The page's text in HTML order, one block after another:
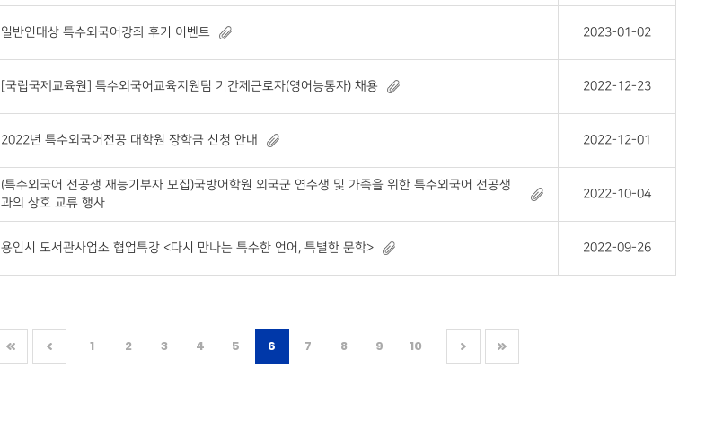
일반인대상 특수외국어강좌 후기 이벤트 2023-01-02
[국립국제교육원] 특수외국어교육지원팀 기간제근로자(영어능통자) 채용 2022-12-23
2022년 특수외국어전공 대학원 장학금 신청 안내 2022-12-01
(특수외국어 전공생 재능기부자 모집)국방어학원 외국군 연수생 및 가족을 위한 특수외국어 전공생
과의 상호 교류 행사
2022-10-04
용인시 도서관사업소 협업특강 <다시 만나는 특수한 언어, 특별한 문학> 2022-09-26
1 2 3 4 5 6 7 8 9 10